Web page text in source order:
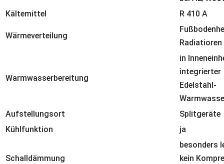
Kältemittel
R 410 A
Wärmeverteilung
Radiatioren
Warmwasserbereitung
in
integrierter
Edelstahl-
Aufstellungsort
Splitgeräte
Kühlfunktion
ja
Schalldämmung
besonders
kein